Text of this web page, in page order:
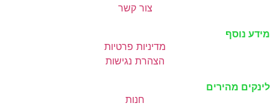
צור קשר
מידע נוסף
מדיניות פרטיות
הצהרת נגישות
לינקים מהירים
חנות